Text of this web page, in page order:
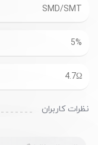
SMD/SMT
5%
4.7Ω
نظرات کاربران